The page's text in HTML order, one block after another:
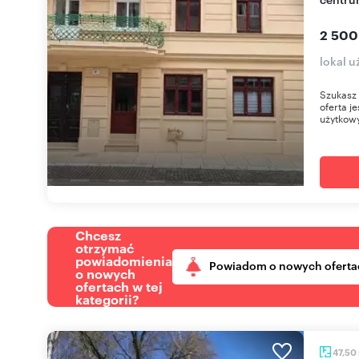
2
lokal
oferta
Chcesz
otrzymać
powiadomienia
o nowych
ofertach w tej
kategorii?
Powiadom o nowych
47,50